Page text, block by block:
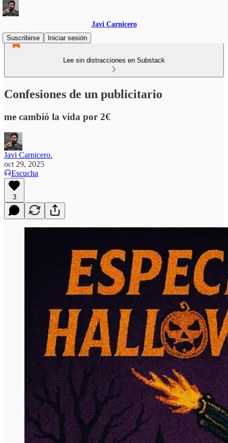
Javi Carnicero
Suscribirse
Iniciar sesión
Lee sin distracciones en Substack
Confesiones de un publicitario
me cambió la vida por 2€
Javi Carnicero.
oct 29, 2025
Escucha
3